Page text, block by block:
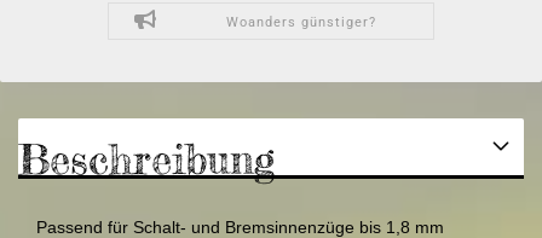
Woanders günstiger?
Beschreibung
Passend für Schalt- und Bremsinnenzüge bis 1,8 mm